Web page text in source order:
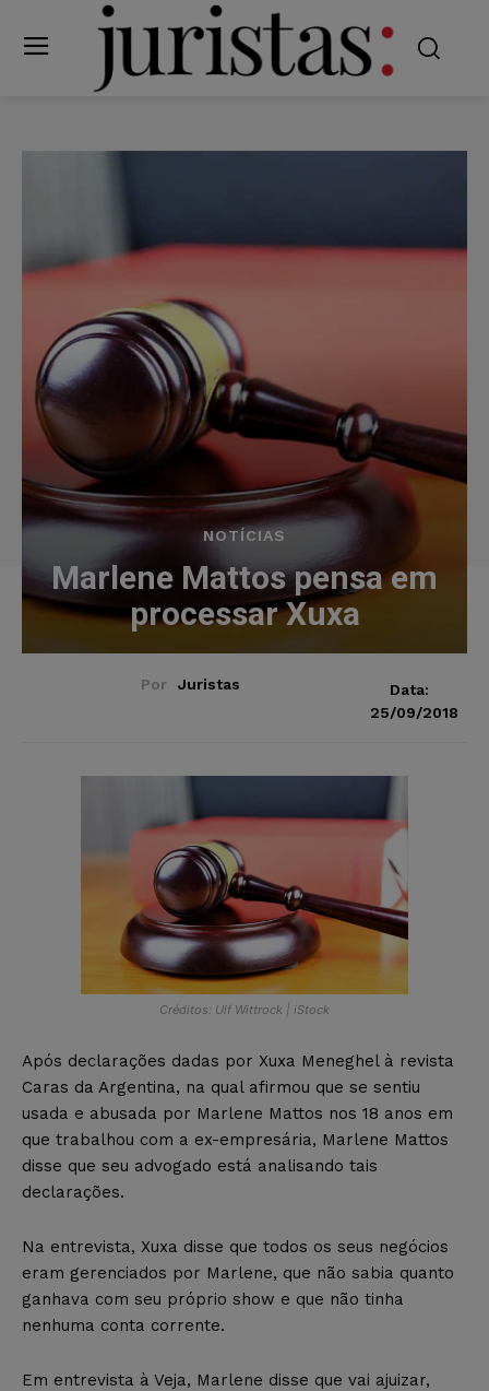
NOTÍCIAS
Marlene Mattos pensa em
processar Xuxa
Por Juristas
Data:
25/09/2018
Créditos: Ulf Wittrock | iStock
Após declarações dadas por Xuxa Meneghel à revista
Caras da Argentina, na qual afirmou que se sentiu
usada e abusada por Marlene Mattos nos 18 anos em
que trabalhou com a ex-empresária, Marlene Mattos
disse que seu advogado está analisando tais
declarações.
Na entrevista, Xuxa disse que todos os seus negócios
eram gerenciados por Marlene, que não sabia quanto
ganhava com seu próprio show e que não tinha
nenhuma conta corrente.
Em entrevista à Veja, Marlene disse que vai ajuizar,